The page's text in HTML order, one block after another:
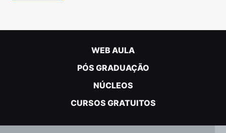
WEB AULA
PÓS GRADUAÇÃO
NÚCLEOS
CURSOS GRATUITOS